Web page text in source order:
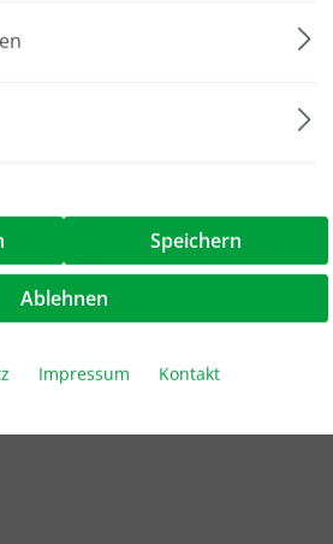
Speichern
Ablehnen
Impressum Kontakt